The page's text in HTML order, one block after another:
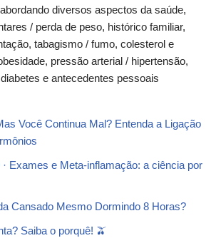
diversos aspectos da saúde,
/ perda de peso, histórico familiar,
tabagismo / fumo, colesterol e
pressão arterial / hipertensão,
e antecedentes pessoais
Você Continua Mal? Entenda a Ligação
Exames e Meta-inflamação: a ciência por
Cansado Mesmo Dormindo 8 Horas?
Saiba o porquê! 🫒